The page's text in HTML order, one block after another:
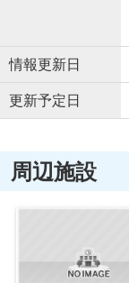
情報更新日
更新予定日
周辺施設